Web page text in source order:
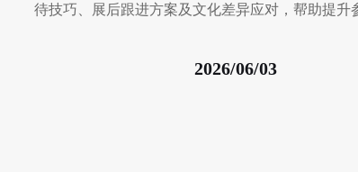
待技巧、展后跟进方案及文化差异应对，帮助提升
2026/06/03